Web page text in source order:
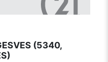
(5340,